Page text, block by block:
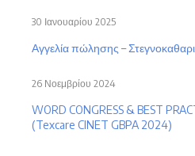
Αγγελία πώλησης –
30 Ιανουαρίου 2025
WORD CONGRESS & BEST
(Texcare CINET GBPA 2024)
26 Νοεμβρίου 2024